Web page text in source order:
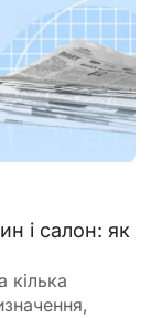
і салон: як
кілька